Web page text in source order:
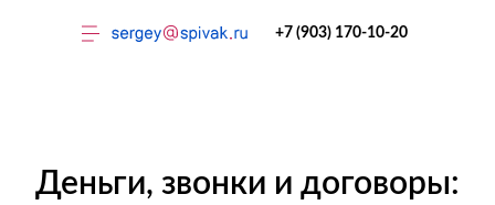
+7 (903) 170-10-20
Деньги, звонки и договоры: